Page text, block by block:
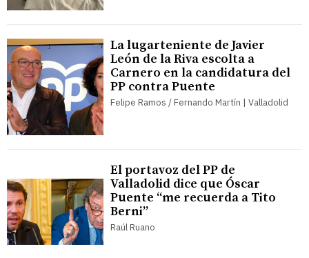
La lugarteniente de Javier
León de la Riva escolta a
Carnero en la candidatura del
PP contra Puente
Felipe Ramos / Fernando Martín | Valladolid
El portavoz del PP de
Valladolid dice que Óscar
Puente “me recuerda a Tito
Berni”
Raúl Ruano